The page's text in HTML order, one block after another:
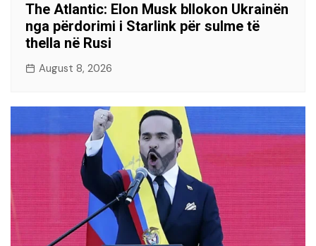
The Atlantic: Elon Musk bllokon Ukrainën
nga përdorimi i Starlink për sulme të
thella në Rusi
August 8, 2026